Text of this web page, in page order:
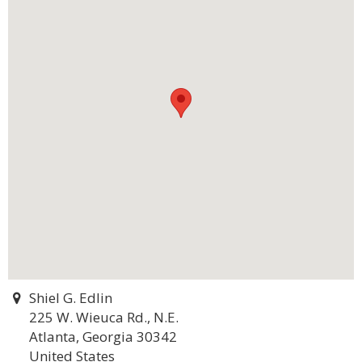
Shiel G. Edlin
225 W. Wieuca Rd., N.E.
Atlanta, Georgia 30342
United States